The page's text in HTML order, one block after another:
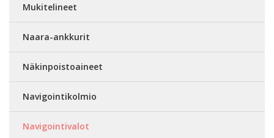
Mukitelineet
Naara-ankkurit
Näkinpoistoaineet
Navigointikolmio
Navigointivalot